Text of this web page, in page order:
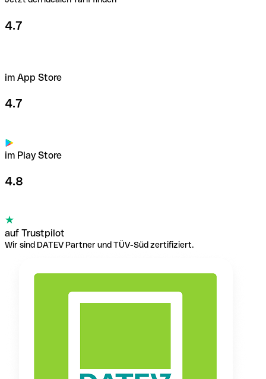
4.7
im App Store
4.7
im Play Store
4.8
auf Trustpilot
Wir sind DATEV Partner und TÜV-Süd zertifiziert.